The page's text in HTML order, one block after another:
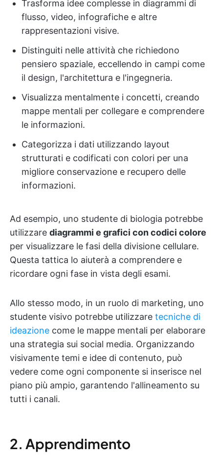
Trasforma idee complesse in diagrammi di
flusso, video, infografiche e altre
rappresentazioni visive.
Distinguiti nelle attività che richiedono
pensiero spaziale, eccellendo in campi come
il design, l'architettura e l'ingegneria.
Visualizza mentalmente i concetti, creando
mappe mentali per collegare e comprendere
le informazioni.
Categorizza i dati utilizzando layout
strutturati e codificati con colori per una
migliore conservazione e recupero delle
informazioni.
Ad esempio, uno studente di biologia potrebbe
utilizzare diagrammi e grafici con codici colore
per visualizzare le fasi della divisione cellulare.
Questa tattica lo aiuterà a comprendere e
ricordare ogni fase in vista degli esami.
Allo stesso modo, in un ruolo di marketing, uno
studente visivo potrebbe utilizzare tecniche di
ideazione come le mappe mentali per elaborare
una strategia sui social media. Organizzando
visivamente temi e idee di contenuto, può
vedere come ogni componente si inserisce nel
piano più ampio, garantendo l'allineamento su
tutti i canali.
2. Apprendimento